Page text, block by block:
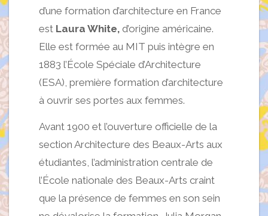
d’une formation d’architecture en France
est Laura White, d’origine américaine.
Elle est formée au MIT puis intègre en
1883 l’École Spéciale d’Architecture
(ESA), première formation d’architecture
à ouvrir ses portes aux femmes.
Avant 1900 et l’ouverture officielle de la
section Architecture des Beaux-Arts aux
étudiantes, l’administration centrale de
l’École nationale des Beaux-Arts craint
que la présence de femmes en son sein